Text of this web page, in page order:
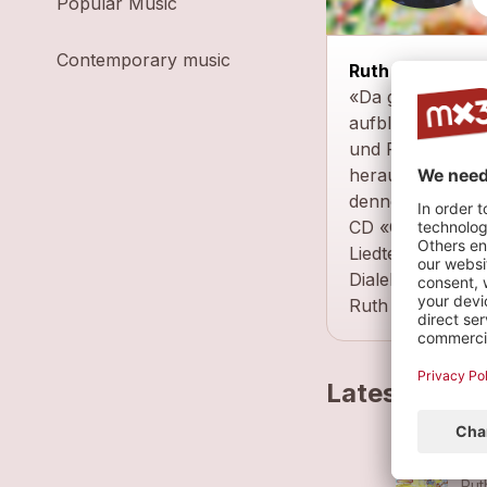
Contemporary music
Ruth Juon
«Da gibt es
aufblüht:
und Perlen aus
herausgepickt
dennoch
CD «Christmas
Liedtexten und
Dialektliedern,
Ruth Juon
Latest tracks